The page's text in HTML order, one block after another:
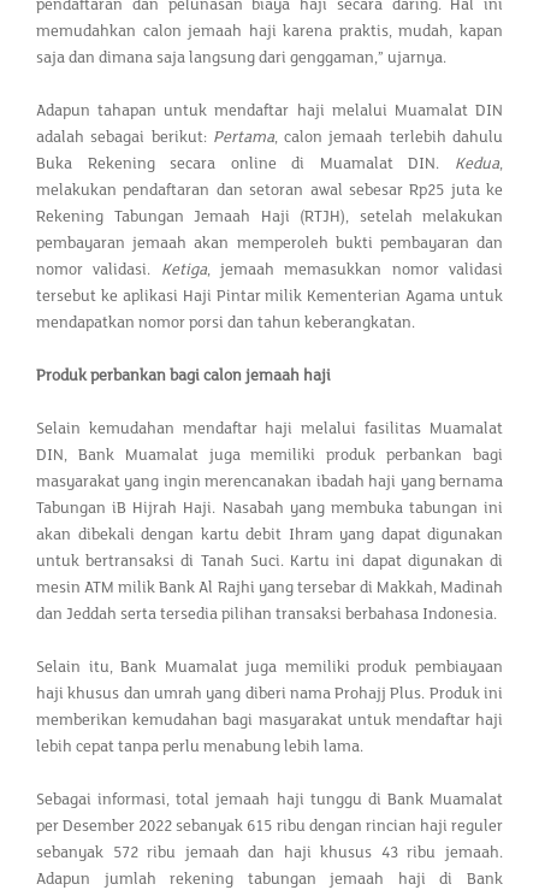
pendaftaran dan pelunasan biaya haji secara daring. Hal ini
memudahkan calon jemaah haji karena praktis, mudah, kapan
saja dan dimana saja langsung dari genggaman,” ujarnya.
Adapun tahapan untuk mendaftar haji melalui Muamalat DIN
adalah sebagai berikut: Pertama, calon jemaah terlebih dahulu
Buka Rekening secara online di Muamalat DIN. Kedua,
melakukan pendaftaran dan setoran awal sebesar Rp25 juta ke
Rekening Tabungan Jemaah Haji (RTJH), setelah melakukan
pembayaran jemaah akan memperoleh bukti pembayaran dan
nomor validasi. Ketiga, jemaah memasukkan nomor validasi
tersebut ke aplikasi Haji Pintar milik Kementerian Agama untuk
mendapatkan nomor porsi dan tahun keberangkatan.
Produk perbankan bagi calon jemaah haji
Selain kemudahan mendaftar haji melalui fasilitas Muamalat
DIN, Bank Muamalat juga memiliki produk perbankan bagi
masyarakat yang ingin merencanakan ibadah haji yang bernama
Tabungan iB Hijrah Haji. Nasabah yang membuka tabungan ini
akan dibekali dengan kartu debit Ihram yang dapat digunakan
untuk bertransaksi di Tanah Suci. Kartu ini dapat digunakan di
mesin ATM milik Bank Al Rajhi yang tersebar di Makkah, Madinah
dan Jeddah serta tersedia pilihan transaksi berbahasa Indonesia.
Selain itu, Bank Muamalat juga memiliki produk pembiayaan
haji khusus dan umrah yang diberi nama Prohajj Plus. Produk ini
memberikan kemudahan bagi masyarakat untuk mendaftar haji
lebih cepat tanpa perlu menabung lebih lama.
Sebagai informasi, total jemaah haji tunggu di Bank Muamalat
per Desember 2022 sebanyak 615 ribu dengan rincian haji reguler
sebanyak 572 ribu jemaah dan haji khusus 43 ribu jemaah.
Adapun jumlah rekening tabungan jemaah haji di Bank